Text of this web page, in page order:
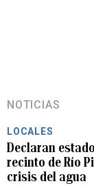
NOTICIAS
LOCALES
Declaran
recinto de Río
crisis del agua